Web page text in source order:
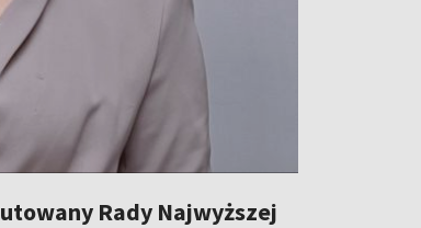
Rady Najwyższej